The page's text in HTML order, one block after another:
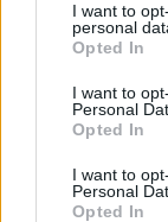
not limited to
grant or deny
use your data
consent section.
I want to
personal
Opted In
I want to
Personal
Opted In
I want to
Personal
Opted In
18η συνεχόμενη